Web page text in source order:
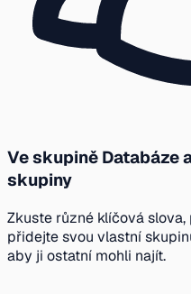
Ve skupině Databáze
skupiny
Zkuste různé klíčová
přidejte svou vlastní
aby ji ostatní mohli najít.